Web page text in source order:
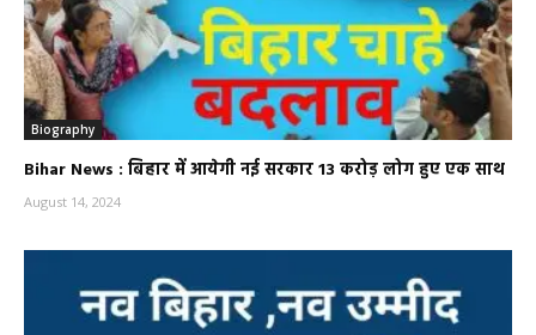
Biography
Bihar News : बिहार में आयेगी नई सरकार 13 करोड़ लोग हुए एक साथ
August 14, 2024